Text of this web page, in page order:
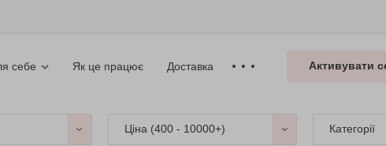
себе Як це працює Доставка Активувати
Ціна (400 - 10000+) Категорії